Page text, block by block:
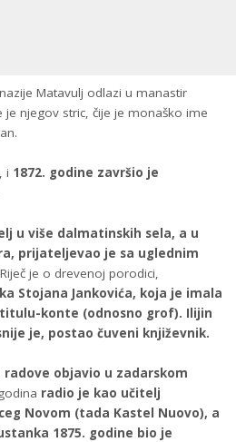
Matavulj odlazi u manastir
je njegov stric, čije je monaško ime
i 1872. godine završio je
u više dalmatinskih sela, a u
prijateljevao je sa uglednim
Riječ je o drevenoj porodici,
Stojana Jankovića, koja je imala
konte (odnosno grof). Ilijin
je, postao čuveni književnik.
radove objavio u zadarskom
radio je kao učitelj
Novom (tada Kastel Nuovo), a
1875. godine bio je